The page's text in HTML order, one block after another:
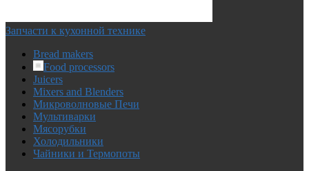
Запчасти к кухонной технике
Bread makers
Food processors
Juicers
Mixers and Blenders
Микроволновые Печи
Мультиварки
Мясорубки
Холодильники
Чайники и Термопоты